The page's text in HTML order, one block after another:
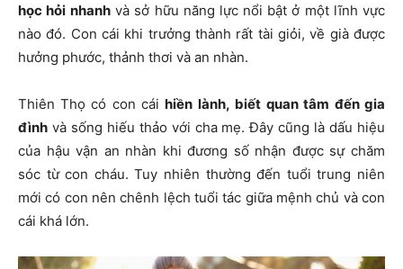
học hỏi nhanh và sở hữu năng lực nổi bật ở một lĩnh vực
nào đó. Con cái khi trưởng thành rất tài giỏi, về già được
hưởng phước, thảnh thơi và an nhàn.
Thiên Thọ có con cái hiền lành, biết quan tâm đến gia
đình và sống hiếu thảo với cha mẹ. Đây cũng là dấu hiệu
của hậu vận an nhàn khi đương số nhận được sự chăm
sóc từ con cháu. Tuy nhiên thường đến tuổi trung niên
mới có con nên chênh lệch tuổi tác giữa mệnh chủ và con
cái khá lớn.